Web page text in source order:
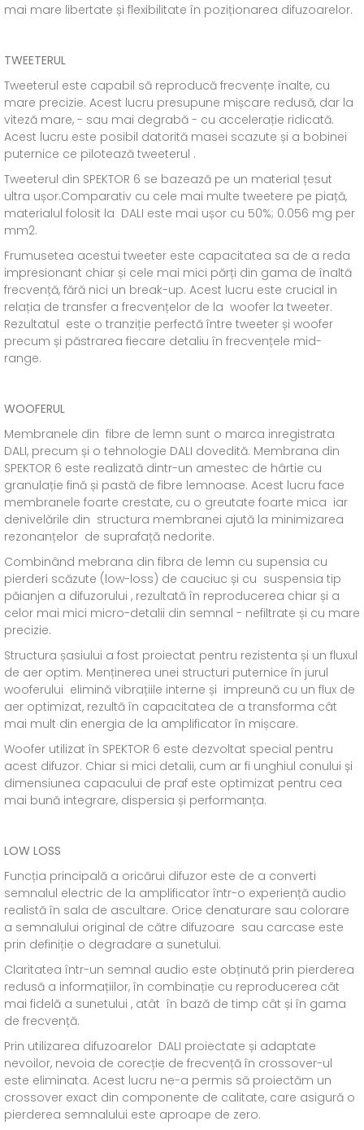
mai mare libertate și flexibilitate în poziționarea difuzoarelor.
TWEETERUL
Tweeterul este capabil să reproducă frecvențe înalte, cu
mare precizie. Acest lucru presupune mișcare redusă, dar la
viteză mare, - sau mai degrabă - cu accelerație ridicată.
Acest lucru este posibil datorită masei scazute și a bobinei
puternice ce pilotează tweeterul .
Tweeterul din SPEKTOR 6 se bazează pe un material țesut
ultra ușor.Comparativ cu cele mai multe tweetere pe piață,
materialul folosit la DALI este mai ușor cu 50%; 0.056 mg per
mm2.
Frumusetea acestui tweeter este capacitatea sa de a reda
impresionant chiar și cele mai mici părți din gama de înaltă
frecvență, fără nici un break-up. Acest lucru este crucial in
relația de transfer a frecvențelor de la woofer la tweeter.
Rezultatul este o tranziție perfectă între tweeter și woofer
precum și păstrarea fiecare detaliu în frecvențele mid-
range.
WOOFERUL
Membranele din fibre de lemn sunt o marca inregistrata
DALI, precum și o tehnologie DALI dovedită. Membrana din
SPEKTOR 6 este realizată dintr-un amestec de hârtie cu
granulație fină și pastă de fibre lemnoase. Acest lucru face
membranele foarte crestate, cu o greutate foarte mica iar
denivelările din structura membranei ajută la minimizarea
rezonanțelor de suprafață nedorite.
Combinând mebrana din fibra de lemn cu supensia cu
pierderi scăzute (low-loss) de cauciuc și cu suspensia tip
păianjen a difuzorului , rezultată în reproducerea chiar și a
celor mai mici micro-detalii din semnal - nefiltrate și cu mare
precizie.
Structura șasiului a fost proiectat pentru rezistenta și un fluxul
de aer optim. Menținerea unei structuri puternice în jurul
wooferului elimină vibrațiile interne și impreună cu un flux de
aer optimizat, rezultă în capacitatea de a transforma cât
mai mult din energia de la amplificator în mișcare.
Woofer utilizat în SPEKTOR 6 este dezvoltat special pentru
acest difuzor. Chiar si mici detalii, cum ar fi unghiul conului și
dimensiunea capacului de praf este optimizat pentru cea
mai bună integrare, dispersia și performanța.
LOW LOSS
Funcția principală a oricărui difuzor este de a converti
semnalul electric de la amplificator într-o experiență audio
realistă în sala de ascultare. Orice denaturare sau colorare
a semnalului original de către difuzoare sau carcase este
prin definiție o degradare a sunetului.
Claritatea într-un semnal audio este obținută prin pierderea
redusă a informațiilor, în combinație cu reproducerea cât
mai fidelă a sunetului , atât în bază de timp cât și în gama
de frecvență.
Prin utilizarea difuzoarelor DALI proiectate și adaptate
nevoilor, nevoia de corecție de frecvență în crossover-ul
este eliminata. Acest lucru ne-a permis să proiectăm un
crossover exact din componente de calitate, care asigură o
pierderea semnalului este aproape de zero.